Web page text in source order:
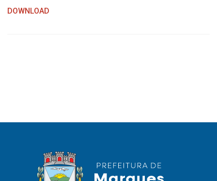
Obras
Portal do Servidor
DOWNLOAD